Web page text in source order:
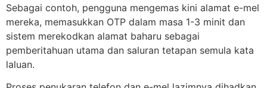
Sebagai contoh, pengguna mengemas kini alamat e-mel
mereka, memasukkan OTP dalam masa 1-3 minit dan
sistem merekodkan alamat baharu sebagai
pemberitahuan utama dan saluran tetapan semula kata
laluan.